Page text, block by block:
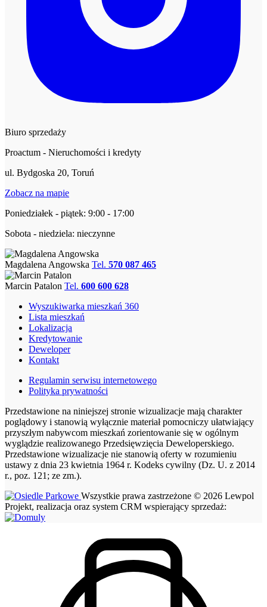
Biuro sprzedaży
Proactum - Nieruchomości i kredyty
ul. Bydgoska 20, Toruń
Zobacz na mapie
Poniedziałek - piątek: 9:00 - 17:00
Sobota - niedziela: nieczynne
Magdalena Angowska Tel. 570 087 465
Marcin Patalon Tel. 600 600 628
Wyszukiwarka mieszkań 360
Lista mieszkań
Lokalizacja
Kredytowanie
Deweloper
Kontakt
Regulamin serwisu internetowego
Polityka prywatności
Przedstawione na niniejszej stronie wizualizacje mają charakter
poglądowy i stanowią wyłącznie materiał pomocniczy ułatwiający
przyszłym nabywcom mieszkań zorientowanie się w ogólnym
wyglądzie realizowanego Przedsięwzięcia Deweloperskiego.
Przedstawione wizualizacje nie stanowią oferty w rozumieniu
ustawy z dnia 23 kwietnia 1964 r. Kodeks cywilny (Dz. U. z 2014
r., poz. 121; ze zm.).
Wszystkie prawa zastrzeżone © 2026 Lewpol
Projekt, realizacja oraz system CRM wspierający sprzedaż: